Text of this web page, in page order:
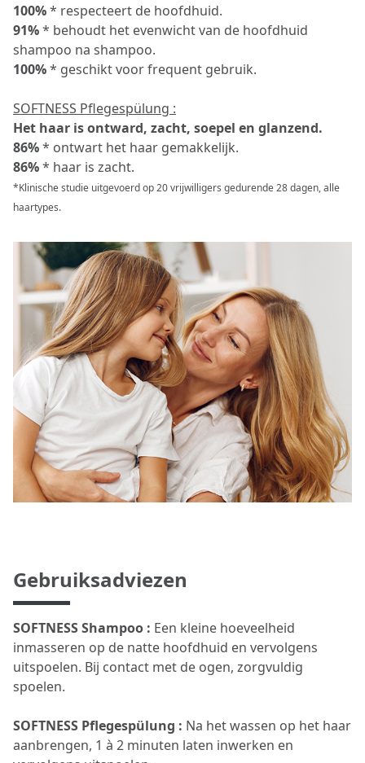
100%* respecteert de hoofdhuid.
91%* behoudt het evenwicht van de hoofdhuid
shampoo na shampoo.
100%* geschikt voor frequent gebruik.
SOFTNESS Pflegespülung :
Het haar is ontward, zacht, soepel en glanzend.
86%* ontwart het haar gemakkelijk.
86%* haar is zacht.
*Klinische studie uitgevoerd op 20 vrijwilligers gedurende 28 dagen, alle
haartypes.
Gebruiksadviezen
SOFTNESS Shampoo : Een kleine hoeveelheid
inmasseren op de natte hoofdhuid en vervolgens
uitspoelen. Bij contact met de ogen, zorgvuldig
spoelen.
SOFTNESS Pflegespülung : Na het wassen op het haar
aanbrengen, 1 à 2 minuten laten inwerken en